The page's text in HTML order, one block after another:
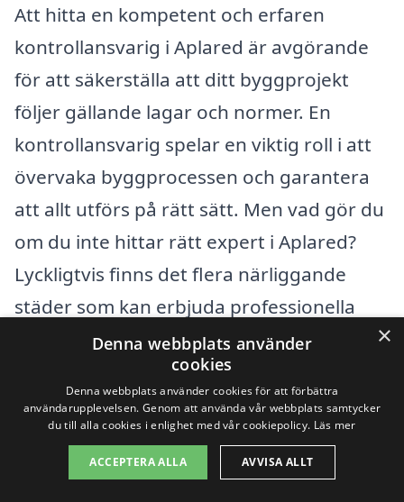
Att hitta en kompetent och erfaren
kontrollansvarig i Aplared är avgörande
för att säkerställa att ditt byggprojekt
följer gällande lagar och normer. En
kontrollansvarig spelar en viktig roll i att
övervaka byggprocessen och garantera
att allt utförs på rätt sätt. Men vad gör du
om du inte hittar rätt expert i Aplared?
Lyckligtvis finns det flera närliggande
städer som kan erbjuda professionella
tjänster inom detta område.
Här är några av de städer där du kan leta
efter en kontrollansvarig:
Borås
×
Denna webbplats använder
cookies
Denna webbplats använder cookies för att förbättra
användarupplevelsen. Genom att använda vår webbplats samtycker
du till alla cookies i enlighet med vår cookiepolicy. Läs mer
ACCEPTERA ALLA AVVISA ALLT